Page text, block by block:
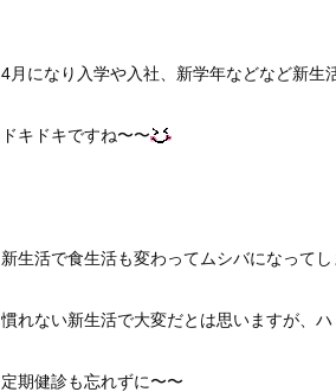
4月になり入学や入社、新学年などなど新生
ドキドキですね〜〜
新生活で食生活も変わってムシバになって
慣れない新生活で大変だとは思いますが、
定期健診も忘れずに〜〜